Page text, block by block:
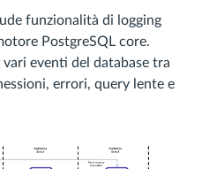
funzionalità di logging
PostgreSQL core.
eventi del database tra
errori, query lente e